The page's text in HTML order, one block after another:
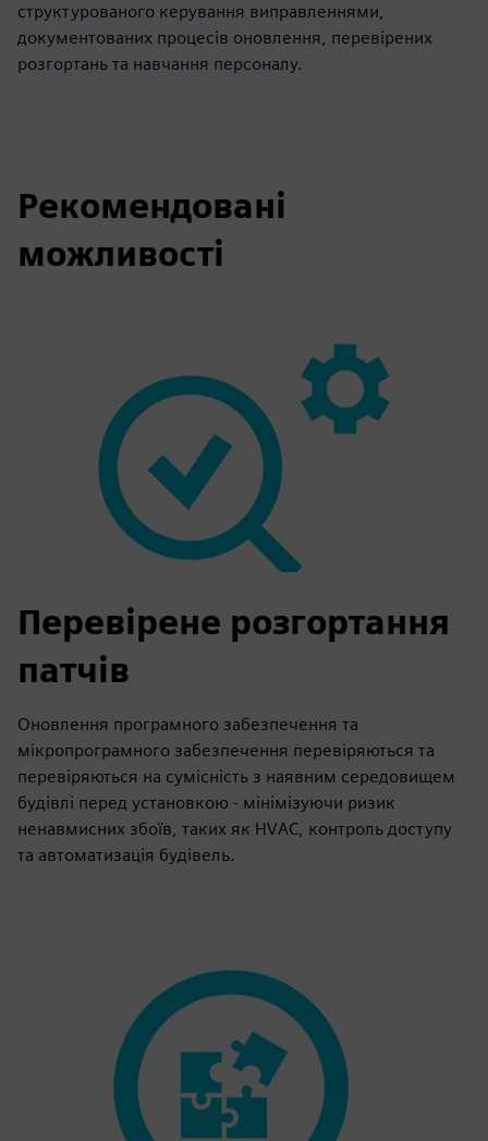
структурованого керування виправленнями,
документованих процесів оновлення, перевірених
розгортань та навчання персоналу.
Рекомендовані
можливості
Перевірене розгортання
патчів
Оновлення програмного забезпечення та
мікропрограмного забезпечення перевіряються та
перевіряються на сумісність з наявним середовищем
будівлі перед установкою - мінімізуючи ризик
ненавмисних збоїв, таких як HVAC, контроль доступу
та автоматизація будівель.